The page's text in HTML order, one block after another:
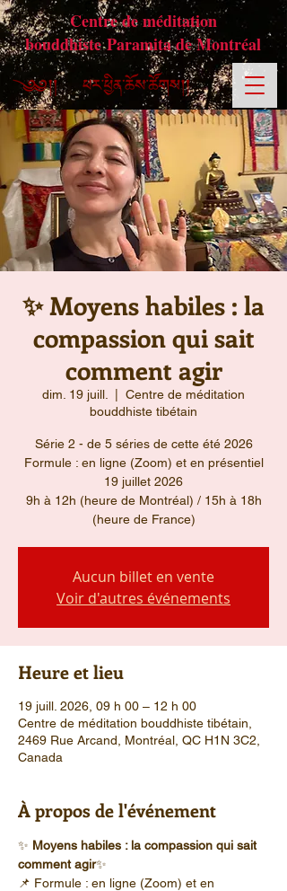
Centre de méditation
bouddhiste Paramita de Montréal
✨ Moyens habiles : la
compassion qui sait
comment agir
dim. 19 juill.
Centre de méditation
bouddhiste tibétain
Série 2 - de 5 séries de cette été 2026
Formule : en ligne (Zoom) et en présentiel
19 juillet 2026
9h à 12h (heure de Montréal) / 15h à 18h
(heure de France)
Aucun billet en vente
Voir d'autres événements
Heure et lieu
19 juill. 2026, 09 h 00 – 12 h 00
Centre de méditation bouddhiste tibétain,
2469 Rue Arcand, Montréal, QC H1N 3C2,
Canada
À propos de l'événement
✨ Moyens habiles : la compassion qui sait
comment agir✨
📌 Formule : en ligne (Zoom) et en